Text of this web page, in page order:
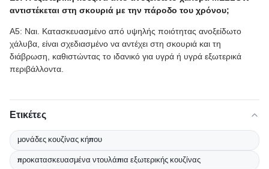
αντιστέκεται στη σκουριά με την πάροδο του χρόνου;
Α5: Ναι. Κατασκευασμένο από υψηλής ποιότητας ανοξείδωτο
χάλυβα, είναι σχεδιασμένο να αντέχει στη σκουριά και τη
διάβρωση, καθιστώντας το ιδανικό για υγρά ή υγρά εξωτερικά
περιβάλλοντα.
Ετικέτες
μονάδες κουζίνας κήπου
προκατασκευασμένα ντουλάπια εξωτερικής κουζίνας